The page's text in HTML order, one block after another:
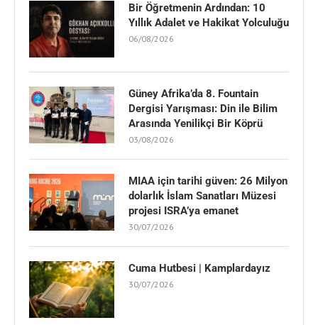
Bir Öğretmenin Ardından: 10
Yıllık Adalet ve Hakikat Yolculuğu
06/08/2026
Güney Afrika’da 8. Fountain
Dergisi Yarışması: Din ile Bilim
Arasında Yenilikçi Bir Köprü
03/08/2026
MIAA için tarihi güven: 26 Milyon
dolarlık İslam Sanatları Müzesi
projesi ISRA’ya emanet
30/07/2026
Cuma Hutbesi | Kamplardayız
30/07/2026